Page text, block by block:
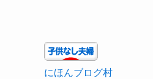
にほんブログ村